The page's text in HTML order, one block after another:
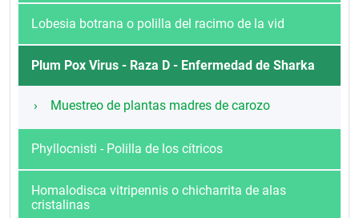
Lobesia botrana o polilla del racimo de la vid
Plum Pox Virus - Raza D - Enfermedad de Sharka
Muestreo de plantas madres de carozo
Phyllocnisti - Polilla de los cítricos
Homalodisca vitripennis o chicharrita de alas
cristalinas